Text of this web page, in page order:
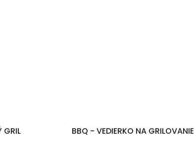
GRIL BBQ - VEDIERKO NA GRILOVANIE